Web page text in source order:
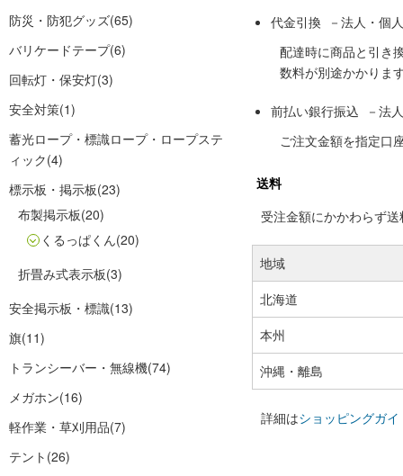
防災・防犯グッズ(65)
バリケードテープ(6)
回転灯・保安灯(3)
安全対策(1)
蓄光ロープ・標識ロープ・ロープステ
ィック(4)
標示板・掲示板(23)
布製掲示板(20)
くるっぱくん(20)
折畳み式表示板(3)
安全掲示板・標識(13)
旗(11)
トランシーバー・無線機(74)
メガホン(16)
軽作業・草刈用品(7)
テント (26)
代金引換 －法人・個
配達時に商品と引き
数料が別途かかりま
前払い銀行振込 －法
ご注文金額を指定口
送料
受注金額にかかわらず
地域
北海道
本州
沖縄・離島
詳細はショッピングガイ